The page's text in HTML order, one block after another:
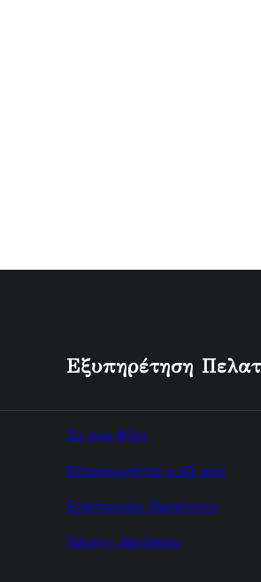
Εξυπηρέτηση
Σε ένα Φίλο
Επικοινωνήστε μαζί μας
Επιστροφές Προϊόντων
Χάρτης Ισοτόπου